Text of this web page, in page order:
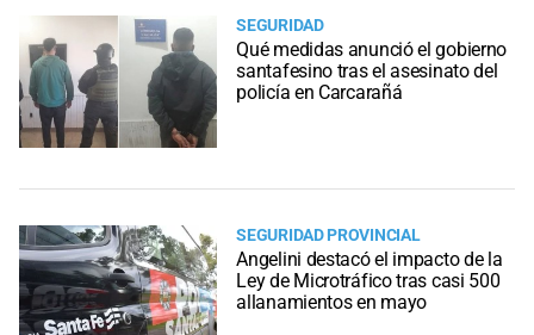
SEGURIDAD
Qué medidas anunció el gobierno
santafesino tras el asesinato del
policía en Carcarañá
SEGURIDAD PROVINCIAL
Angelini destacó el impacto de la
Ley de Microtráfico tras casi 500
allanamientos en mayo